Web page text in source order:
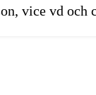
vice vd och